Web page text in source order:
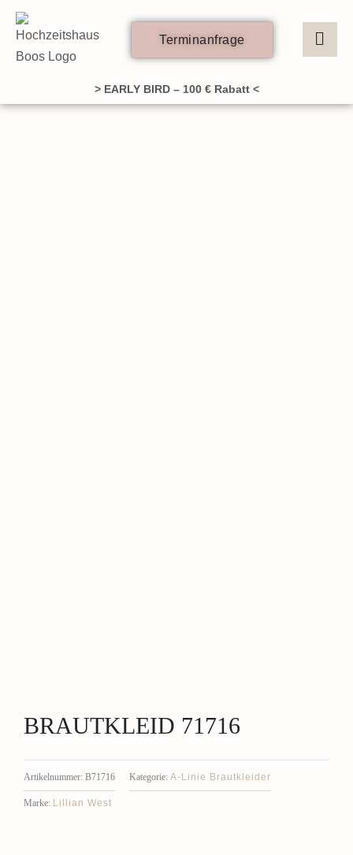
Zum
Inhalt
springen
Terminanfrage
> EARLY BIRD – 100 € Rabatt <
BRAUTKLEID 71716
Artikelnummer: B71716 Kategorie: A-Linie Brautkleider
Marke: Lillian West